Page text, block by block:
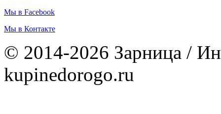
Мы в Facebook
Мы в Контакте
© 2014-2026 Зарница /
kupinedorogo.ru